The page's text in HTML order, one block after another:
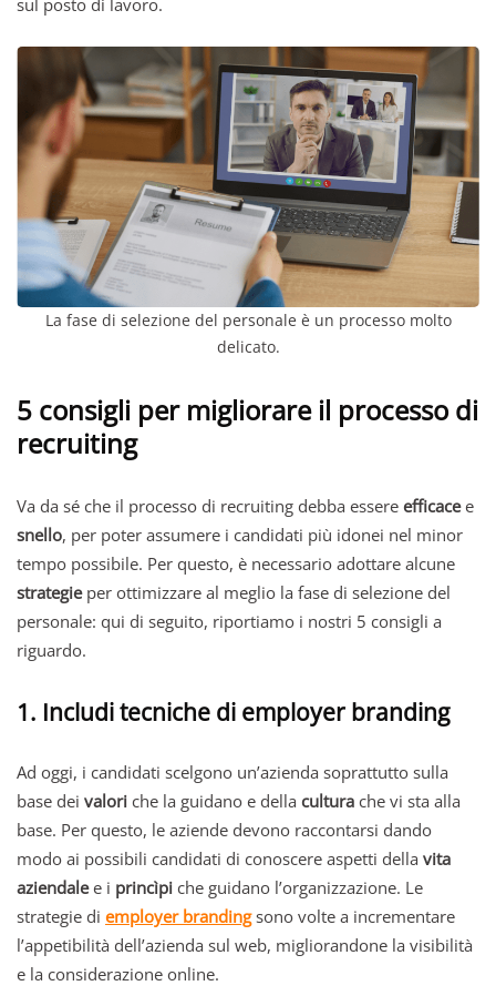
La fase di selezione del personale è un processo molto
delicato.
5 consigli per migliorare il processo di
recruiting
Va da sé che il processo di recruiting debba essere efficacee
snello, per poter assumere i candidati più idonei nel minor
tempo possibile. Per questo, è necessario adottare alcune
strategie per ottimizzare al meglio la fase di selezione del
personale: qui di seguito, riportiamo i nostri 5 consigli a
riguardo.
1. Includi tecniche di employer branding
Ad oggi, i candidati scelgono un’azienda soprattutto sulla
base dei valori che la guidano e della cultura che vi sta alla
base. Per questo, le aziende devono raccontarsi dando
modo ai possibili candidati di conoscere aspetti della vita
aziendalee i princìpi che guidano l’organizzazione. Le
strategie di employer brandingsono volte a incrementare
l’appetibilità dell’azienda sul web, migliorandone la visibilità
e la considerazione online.